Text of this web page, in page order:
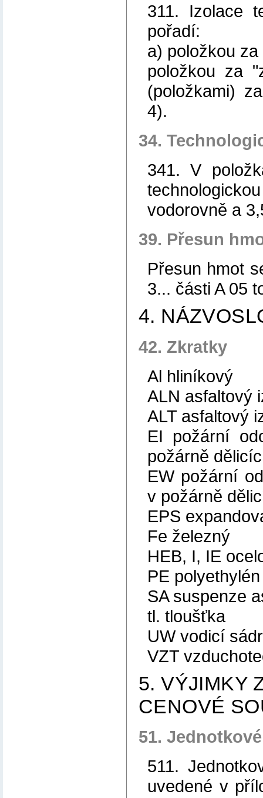
311. Izolace
pořadí:
a) položkou
položkou za
(položkami)
4).
34.
341. V
vodorovně a
39. Přesun
Přesun hmot
3... části A 05
4.
42. Zkratky
Al hliníkový
ALN asfaltový
ALT asfaltový
EI požární
požárně
EW požární
v požárně
EPS
Fe železný
HEB, I, IE
PE polyethylén
SA suspenze
tl. tloušťka
UW vodicí
VZT
5. VÝJIMKY
CENOVÉ
51.
511.
uvedené v